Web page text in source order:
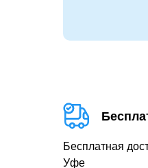
Бесплатная
Уфе